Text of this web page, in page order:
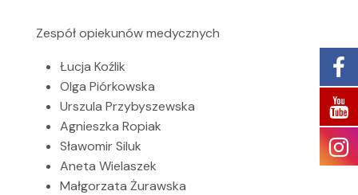
Zespół opiekunów medycznych
Łucja Koźlik
Olga Piórkowska
Urszula Przybyszewska
Agnieszka Ropiak
Sławomir Siluk
Aneta Wielaszek
Małgorzata Żurawska